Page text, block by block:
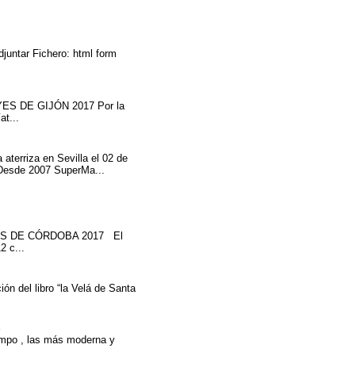
Fichero: html form
DE GIJÓN 2017 Por la
aterriza en Sevilla el 02 de
2007 SuperMa...
DE CÓRDOBA 2017 El
c...
del libro “la Velá de Santa
, las más moderna y